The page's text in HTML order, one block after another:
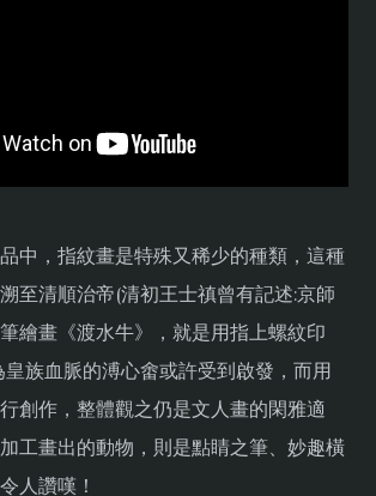
中，指紋畫是特殊又稀少的種類，這種
至清順治帝(清初王士禛曾有記述:京師
繪畫《渡水牛》，就是用指上螺紋印
族血脈的溥心畬或許受到啟發，而用
創作，整體觀之仍是文人畫的閑雅適
工畫出的動物，則是點睛之筆、妙趣橫
人讚嘆！